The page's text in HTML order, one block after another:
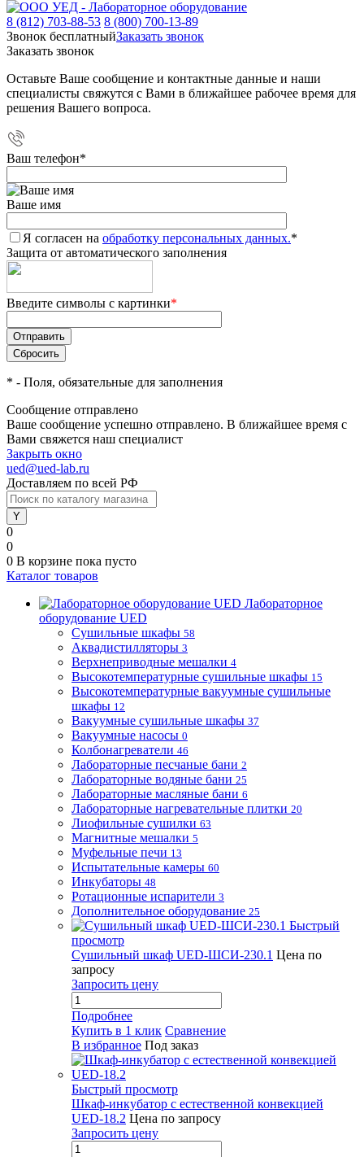
8 (812) 703-88-53 8 (800) 700-13-89
Звонок бесплатныйЗаказать звонок
Заказать звонок
Оставьте Ваше сообщение и контактные данные и наши
специалисты свяжутся с Вами в ближайшее рабочее время для
решения Вашего вопроса.
Ваш телефон*
Ваше имя
Я согласен на обработку персональных данных.*
Защита от автоматического заполнения
Введите символы с картинки*
* - Поля, обязательные для заполнения
Сообщение отправлено
Ваше сообщение успешно отправлено. В ближайшее время с
Вами свяжется наш специалист
Закрыть окно
ued@ued-lab.ru
Доставляем по всей РФ
0
0
0 В корзине пока пусто
Каталог товаров
Лабораторное
оборудование UED
Сушильные шкафы 58
Аквадистилляторы 3
Верхнеприводные мешалки 4
Высокотемпературные сушильные шкафы 15
Высокотемпературные вакуумные сушильные
шкафы 12
Вакуумные сушильные шкафы 37
Вакуумные насосы 0
Колбонагреватели 46
Лабораторные песчаные бани 2
Лабораторные водяные бани 25
Лабораторные масляные бани 6
Лабораторные нагревательные плитки 20
Лиофильные сушилки 63
Магнитные мешалки 5
Муфельные печи 13
Испытательные камеры 60
Инкубаторы 48
Ротационные испарители 3
Дополнительное оборудование 25
Быстрый
просмотр
Сушильный шкаф UED-ШСИ-230.1 Цена по
запросу
Запросить цену
Подробнее
Купить в 1 клик Сравнение
В избранное Под заказ
Быстрый просмотр
Шкаф-инкубатор с естественной конвекцией
UED-18.2 Цена по запросу
Запросить цену